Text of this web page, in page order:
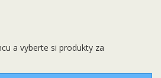
a vyberte si produkty za